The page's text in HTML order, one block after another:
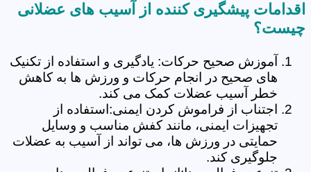
اقدامات پیشگیری کننده از آسیب های عضلانی
چیست؟
آموزش صحیح حرکات: یادگیری و استفاده از تکنیک
های صحیح در انجام حرکات و ورزش ها به کاهش
خطر آسیب عضلات کمک می کند.
اجتناب از فراموش کردن ایمنی:استفاده از
تجهیزات ایمنی، مانند کفش مناسب و وسایل
حمایتی در ورزش ها، می تواند از آسیب به عضلات
جلوگیری کند.